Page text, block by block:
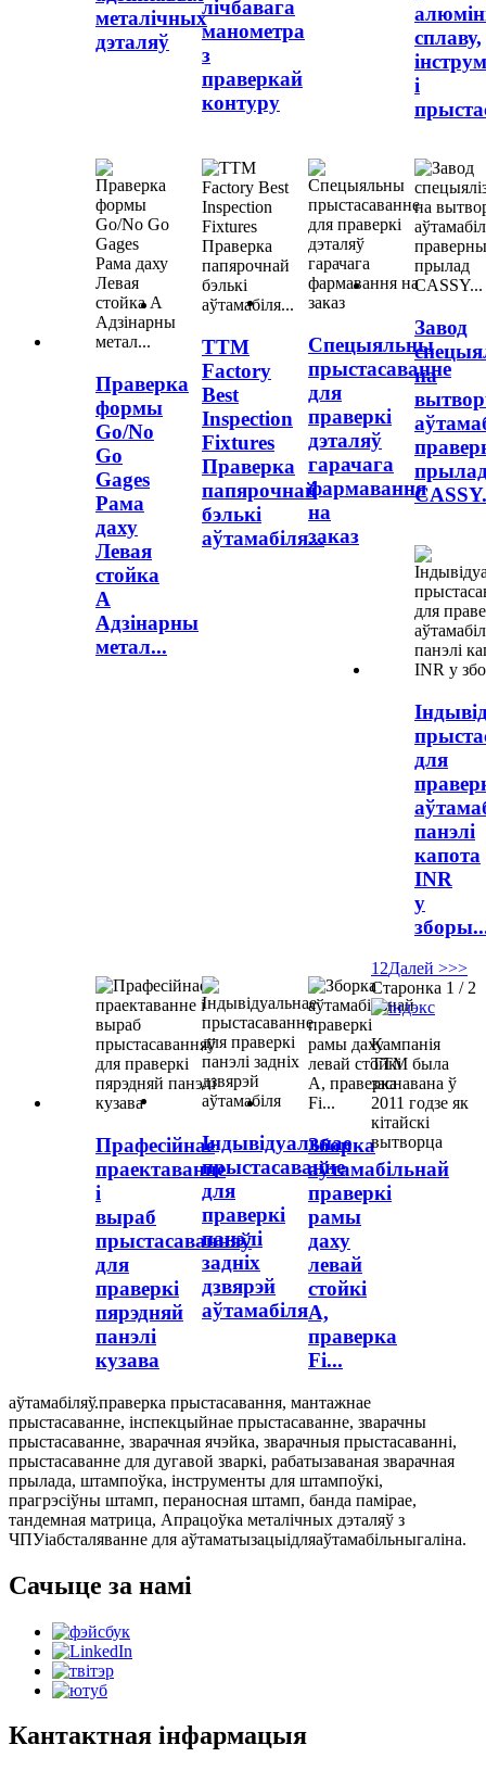
металічных
дэталяў
лічбавага
манометра
з
праверкай
контуру
сплаву,
і
Праверка
формы
Go/No
Go
Gages
Рама
даху
Левая
стойка
А
Адзінарны
метал...
TTM
Factory
Best
Inspection
Fixtures
Праверка
папярочнай
бэлькі
аўтамабіля...
Спецыяльны
прыстасаванне
для
праверкі
дэталяў
гарачага
фармавання
на
заказ
Завод
на
для
панэлі
капота
INR
у
Прафесійнае
праектаванне
і
выраб
прыстасаванняў
для
праверкі
пярэдняй
панэлі
кузава
Індывідуальнае
прыстасаванне
для
праверкі
панэлі
задніх
дзвярэй
аўтамабіля
Зборка
аўтамабільнай
праверкі
рамы
даху
левай
стойкі
А,
праверка
Fi...
1 2Далей >>>
Старонка 1 / 2
Кампанія
TTM была
заснавана ў
2011 годзе як
кітайскі
вытворца
аўтамабіляў.праверка прыстасавання, мантажнае
прыстасаванне, інспекцыйнае прыстасаванне, зварачны
прыстасаванне, зварачная ячэйка, зварачныя прыстасаванні,
прыстасаванне для дугавой зваркі, рабатызаваная зварачная
прылада, штампоўка, інструменты для штампоўкі,
прагрэсіўны штамп, пераносная штамп, банда памірае,
тандемная матрица, Апрацоўка металічных дэталяў з
ЧПУіабсталяванне для аўтаматызацыідляаўтамабільныгаліна.
Сачыце за намі
Кантактная інфармацыя